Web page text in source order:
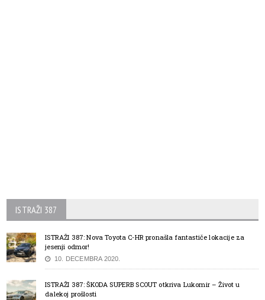
ISTRAŽI 387
ISTRAŽI 387: Nova Toyota C-HR pronašla fantastiče lokacije za
jesenji odmor!
10. DECEMBRA 2020.
ISTRAŽI 387: ŠKODA SUPERB SCOUT otkriva Lukomir – Život u
dalekoj prošlosti